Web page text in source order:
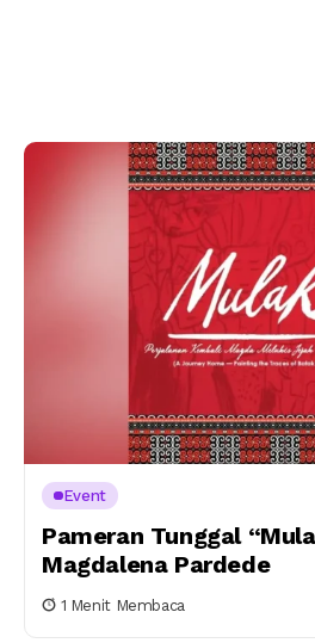
Event
Pameran Tunggal
Magdalena Pardede
1 Menit Membaca